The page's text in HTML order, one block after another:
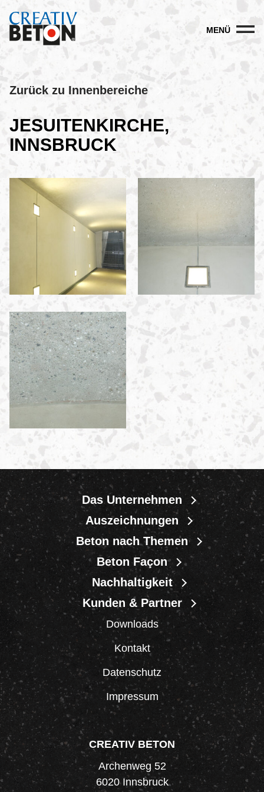
MENÜ
Zurück zu Innenbereiche
JESUITENKIRCHE,
INNSBRUCK
Das Unternehmen
Auszeichnungen
Beton nach Themen
Beton Façon
Nachhaltigkeit
Kunden & Partner
Downloads
Kontakt
Datenschutz
Impressum
CREATIV BETON
Archenweg 52
6020 Innsbruck